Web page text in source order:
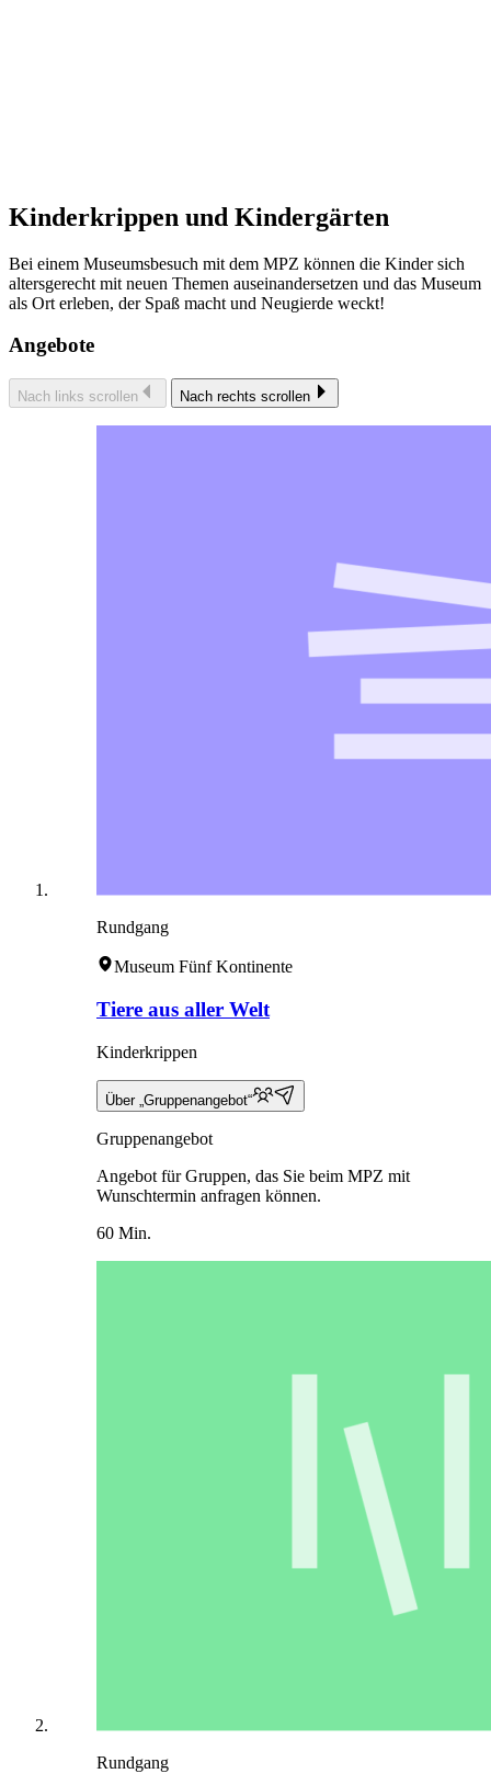
Kinderkrippen und Kindergärten
Bei einem Museumsbesuch mit dem MPZ können die Kinder sich
altersgerecht mit neuen Themen auseinandersetzen und das Museum
als Ort erleben, der Spaß macht und Neugierde weckt!
Angebote
Nach links scrollen Nach rechts scrollen
Rundgang
Museum Fünf Kontinente
Tiere aus aller Welt
Kinderkrippen
Über „Gruppenangebot“
Gruppenangebot
Angebot für Gruppen, das Sie beim MPZ mit
Wunschtermin anfragen können.
60 Min.
Rundgang